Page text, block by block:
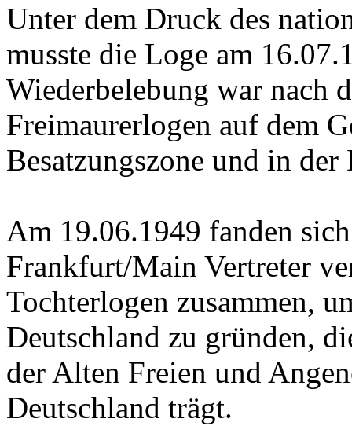
Unter dem Druck des
musste die Loge am
Wiederbelebung war nach
Freimaurerlogen auf dem
Besatzungszone und in
Am 19.06.1949 fanden
Frankfurt/Main Vertreter
Tochterlogen zusammen,
Deutschland zu gründen,
der Alten Freien und
Deutschland trägt.